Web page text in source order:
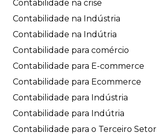
Contabilidade na crise
Contabilidade na Indústria
Contabilidade na Indútria
Contabilidade para comércio
Contabilidade para E-commerce
Contabilidade para Ecommerce
Contabilidade para Indústria
Contabilidade para Indútria
Contabilidade para o Terceiro Setor